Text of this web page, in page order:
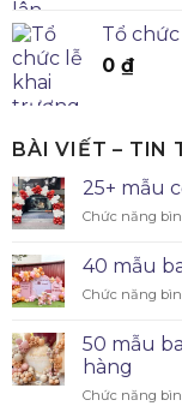
Tổ
0 ₫
BÀI VIẾT – TIN
25+ mẫu
Chức năng
40 mẫu
Chức năng
50 mẫu
hàng
Chức năng